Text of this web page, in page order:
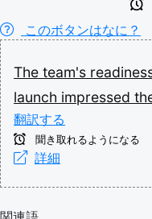
このボタンはなに？
The team's
launch impressed
翻訳する
聞き取れるようになる
詳細